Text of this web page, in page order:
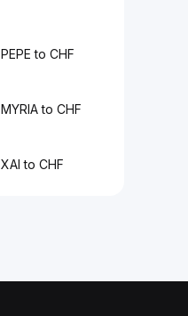
PEPE to CHF
MYRIA to CHF
XAI to CHF